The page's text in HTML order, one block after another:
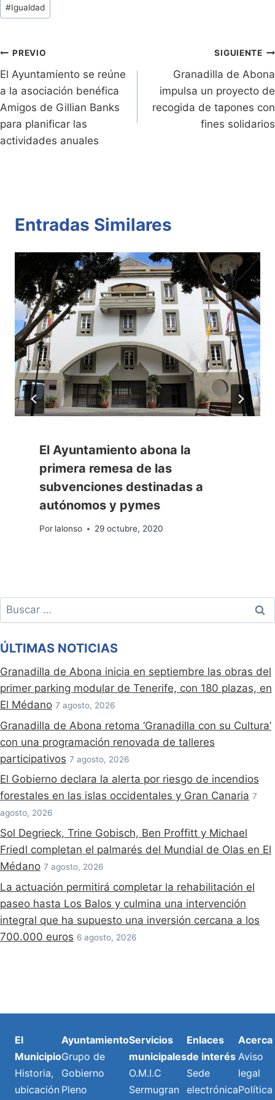
ri
dl
y
k
p
de
#Igualdad
Navegación
de
entradas
PREVIO
El Ayuntamiento se reúne
a la asociación benéfica
Amigos de Gillian Banks
para planificar las
actividades anuales
SIGUIENTE
Granadilla de Abona
impulsa un proyecto de
recogida de tapones con
fines solidarios
Entradas Similares
El Ayuntamiento abona la
primera remesa de las
subvenciones destinadas a
autónomos y pymes
Por lalonso 29 octubre, 2020
Buscar:
ÚLTIMAS NOTICIAS
Granadilla de Abona inicia en septiembre las obras del
primer parking modular de Tenerife, con 180 plazas, en
El Médano 7 agosto, 2026
Granadilla de Abona retoma ‘Granadilla con su Cultura’
con una programación renovada de talleres
participativos 7 agosto, 2026
El Gobierno declara la alerta por riesgo de incendios
forestales en las islas occidentales y Gran Canaria 7
agosto, 2026
Sol Degrieck, Trine Gobisch, Ben Proffitt y Michael
Friedl completan el palmarés del Mundial de Olas en El
Médano 7 agosto, 2026
La actuación permitirá completar la rehabilitación el
paseo hasta Los Balos y culmina una intervención
integral que ha supuesto una inversión cercana a los
700.000 euros 6 agosto, 2026
El
Municipio
Historia,
ubicación
Ayuntamiento
Grupo de
Gobierno
Pleno
Servicios
municipales
O.M.I.C
Sermugran
Enlaces
de interés
Sede
electrónica
Acerca
Aviso
legal
Política